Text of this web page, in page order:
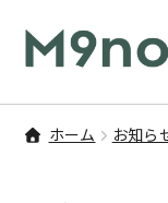
ナ
ビ
ゲ
ー
コ
ン
テ
ン
9マスノート
ホーム お知ら